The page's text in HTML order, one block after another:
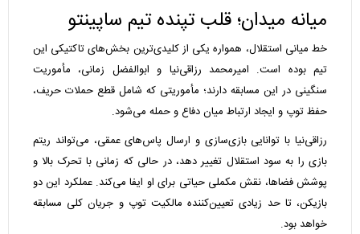
میانه میدان؛ قلب تپنده تیم ساپینتو
خط میانی استقلال، همواره یکی از کلیدی‌ترین بخش‌های تاکتیکی این
تیم بوده است. امیرمحمد رزاقی‌نیا و ابوالفضل زمانی، مأموریت
سنگینی در این مسابقه دارند؛ مأموریتی که شامل قطع حملات حریف،
حفظ توپ و ایجاد ارتباط میان دفاع و حمله می‌شود.
رزاقی‌نیا با توانایی بازی‌سازی و ارسال پاس‌های عمقی، می‌تواند ریتم
بازی را به سود استقلال تغییر دهد، در حالی که زمانی با تحرک بالا و
پوشش فضاها، نقش مکملی حیاتی برای او ایفا می‌کند. عملکرد این دو
بازیکن، تا حد زیادی تعیین‌کننده مالکیت توپ و جریان کلی مسابقه
خواهد بود.